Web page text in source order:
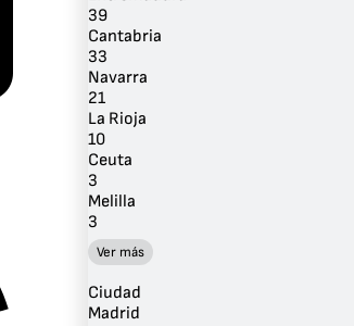
39
Cantabria
33
Navarra
21
La Rioja
10
Ceuta
3
Melilla
3
Ver más
Ciudad
Madrid